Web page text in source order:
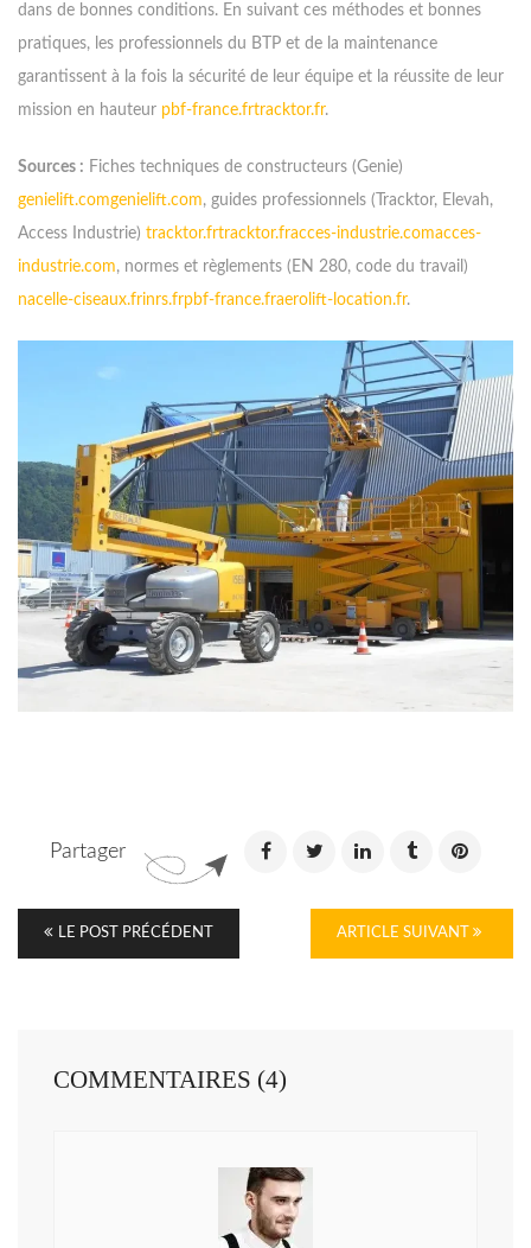
dans de bonnes conditions. En suivant ces méthodes et bonnes
pratiques, les professionnels du BTP et de la maintenance
garantissent à la fois la sécurité de leur équipe et la réussite de leur
mission en hauteur pbf-france.frtracktor.fr.
Sources : Fiches techniques de constructeurs (Genie)
genielift.comgenielift.com, guides professionnels (Tracktor, Elevah,
Access Industrie) tracktor.frtracktor.fracces-industrie.comacces-
industrie.com, normes et règlements (EN 280, code du travail)
nacelle-ciseaux.frinrs.frpbf-france.fraerolift-location.fr.
Partager
LE POST PRÉCÉDENT ARTICLE SUIVANT
COMMENTAIRES (4)